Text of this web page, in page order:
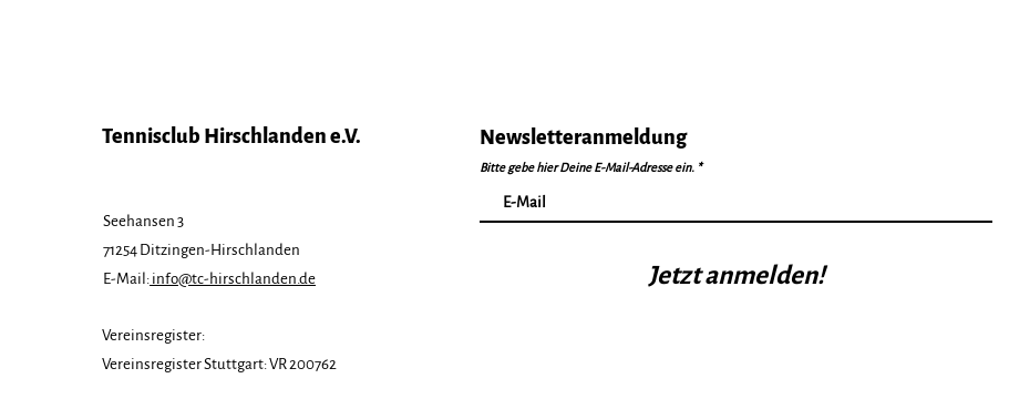
Talentiade-Turnier
Tennisfreizeit 2026
Save
Tennisclub Hirschlanden e.V.
Seehansen 3
71254 Ditzingen-Hirschlanden
E-Mail: info@tc-hirschlanden.de
Vereinsregister:
Vereinsregister Stuttgart: VR 200762
Newsletteranmeldung
Bitte gebe hier Deine E-Mail-Adresse ein.
Jetzt anmelden!